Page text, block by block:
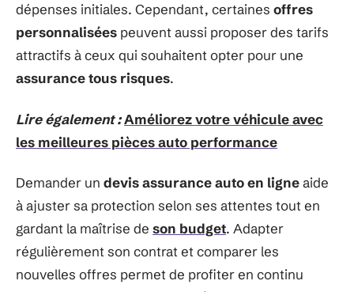
dépenses initiales. Cependant, certaines offres
personnalisées peuvent aussi proposer des tarifs
attractifs à ceux qui souhaitent opter pour une
assurance tous risques.
Lire également :Améliorez votre véhicule avec
les meilleures pièces auto performance
Demander un devis assurance auto en ligneaide
à ajuster sa protection selon ses attentes tout en
gardant la maîtrise de son budget. Adapter
régulièrement son contrat et comparer les
nouvelles offres permet de profiter en continu